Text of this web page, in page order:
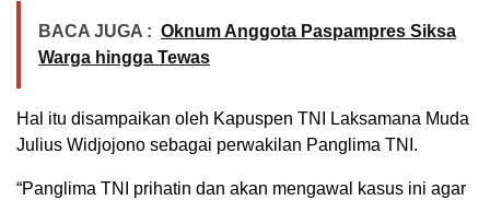
BACA JUGA : Oknum Anggota Paspampres Siksa
Warga hingga Tewas
Hal itu disampaikan oleh Kapuspen TNI Laksamana Muda
Julius Widjojono sebagai perwakilan Panglima TNI.
“Panglima TNI prihatin dan akan mengawal kasus ini agar